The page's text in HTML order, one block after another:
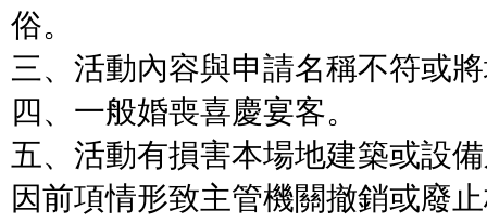
俗。
三、活動內容與申請名稱不符或
四、一般婚喪喜慶宴客。
五、活動有損害本場地建築或設
因前項情形致主管機關撤銷或廢